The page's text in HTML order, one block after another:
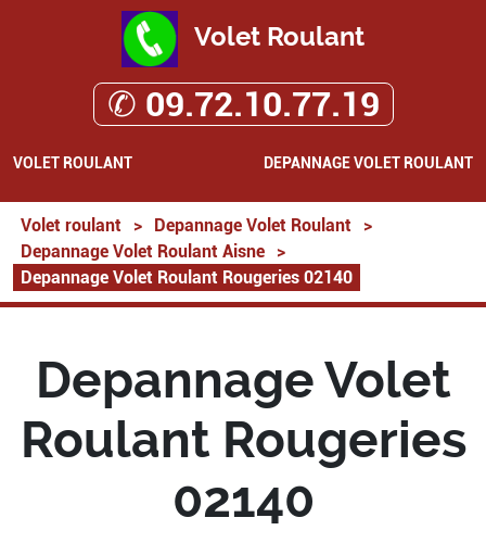
Volet Roulant
✆ 09.72.10.77.19
VOLET ROULANT DEPANNAGE VOLET ROULANT
Volet roulant > Depannage Volet Roulant
>
Depannage Volet Roulant Aisne
>
Depannage Volet Roulant Rougeries 02140
Depannage Volet
Roulant Rougeries
02140